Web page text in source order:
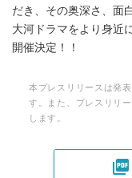
だき、その奥深さ、面
大河ドラマをより身近
開催決定！！
本プレスリリースは発
す。また、プレスリリ
します。
